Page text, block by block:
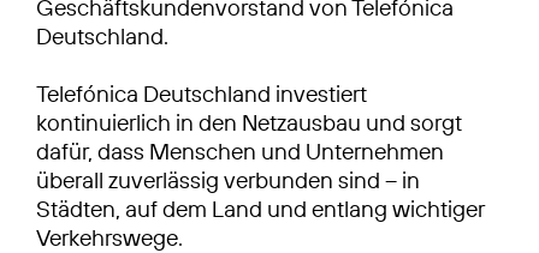
Geschäftskundenvorstand von Telefónica
Deutschland.
Telefónica Deutschland investiert
kontinuierlich in den Netzausbau und sorgt
dafür, dass Menschen und Unternehmen
überall zuverlässig verbunden sind – in
Städten, auf dem Land und entlang wichtiger
Verkehrswege.